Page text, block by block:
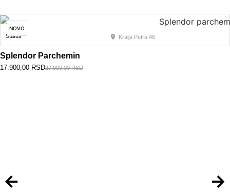
NOVO
Status
Kralja Petra 46
Splendor Parchemin
27.900,00RSD
17.900,00 RSD